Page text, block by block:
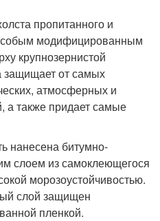
пропитанного и
модифицированным
крупнозернистой
защищает от самых
атмосферных и
а также придает самые
нанесена битумно-
слоем из самоклеющегося
морозоустойчивостью.
слой защищен
пленкой.